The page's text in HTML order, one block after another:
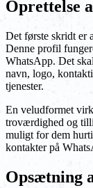
Oprettelse
Det første skridt er
Denne profil
WhatsApp. Det
navn, logo,
tjenester.
En veludformet
troværdighed og
muligt for dem
kontakter på
Opsætning